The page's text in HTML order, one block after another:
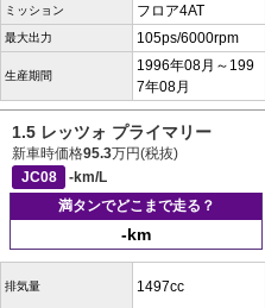
ミッション フロア4AT
最大出力 105ps/6000rpm
生産期間
1996年08月～199
7年08月
1.5 レッツォ プライマリー
新車時価格95.3万円(税抜)
JC08
-km/L
満タンでどこまで走る？
-km
排気量 1497cc